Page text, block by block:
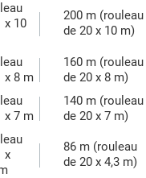
x 10
200 m (rouleau
de 20 x 10 m)
x 8 m
160 m (rouleau
de 20 x 8 m)
x 7 m
140 m (rouleau
de 20 x 7 m)
x
86 m (rouleau
de 20 x 4,3 m)